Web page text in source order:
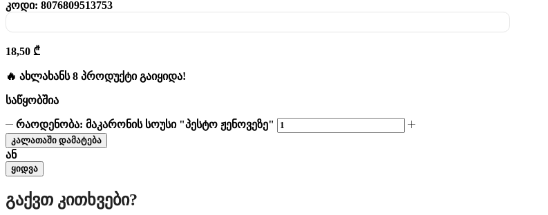
კოდი: 8076809513753
18,50 ₾
🔥 ახლახანს 8 პროდუქტი გაიყიდა!
საწყობშია
რაოდენობა: მაკარონის სოუსი "პესტო ჟენოვეზე"
კალათაში დამატება
ან
ყიდვა
Გაქვთ Კითხვები?